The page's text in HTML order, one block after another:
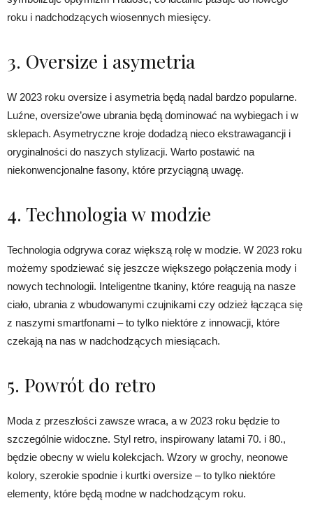
roku i nadchodzących wiosennych miesięcy.
3. Oversize i asymetria
W 2023 roku oversize i asymetria będą nadal bardzo popularne.
Luźne, oversize’owe ubrania będą dominować na wybiegach i w
sklepach. Asymetryczne kroje dodadzą nieco ekstrawagancji i
oryginalności do naszych stylizacji. Warto postawić na
niekonwencjonalne fasony, które przyciągną uwagę.
4. Technologia w modzie
Technologia odgrywa coraz większą rolę w modzie. W 2023 roku
możemy spodziewać się jeszcze większego połączenia mody i
nowych technologii. Inteligentne tkaniny, które reagują na nasze
ciało, ubrania z wbudowanymi czujnikami czy odzież łącząca się
z naszymi smartfonami – to tylko niektóre z innowacji, które
czekają na nas w nadchodzących miesiącach.
5. Powrót do retro
Moda z przeszłości zawsze wraca, a w 2023 roku będzie to
szczególnie widoczne. Styl retro, inspirowany latami 70. i 80.,
będzie obecny w wielu kolekcjach. Wzory w grochy, neonowe
kolory, szerokie spodnie i kurtki oversize – to tylko niektóre
elementy, które będą modne w nadchodzącym roku.